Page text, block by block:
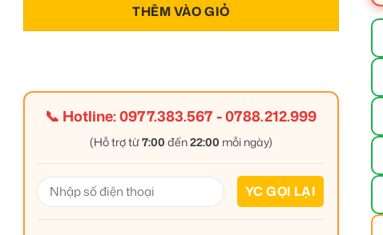
THÊM VÀO GIỎ
📞 Hotline:0977.383.567-0788.212.999
(Hỗ trợ từ7:00 đến22:00 mỗi ngày)